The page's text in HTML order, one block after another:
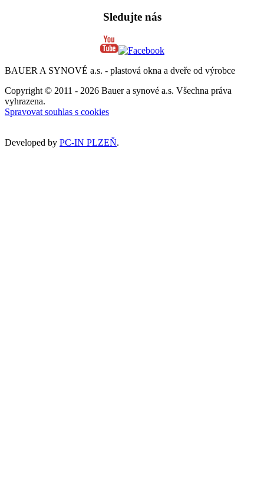
Sledujte nás
BAUER A SYNOVÉ a.s. - plastová okna a dveře od výrobce
Copyright © 2011 - 2026 Bauer a synové a.s. Všechna práva
vyhrazena.
Spravovat souhlas s cookies
Developed by PC-IN PLZEŇ.